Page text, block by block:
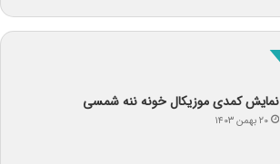
نمایش کمدی موزیکال خونه ننه شمسی
۲۰ بهمن ۱۴۰۳